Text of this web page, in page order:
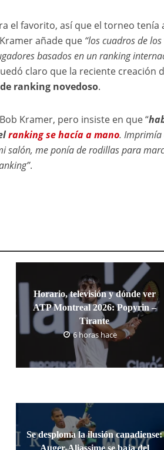
el favorito, así que el torneo
añade que “los cuadros de
basados en un ranking
claro que la reciente creación
ranking novedoso.
Kramer, pero insiste en que “
ranking se hacía a mano. Imprimía
salón, me ponía de rodillas para
.
Horario, televisión y dónde ver
ATP Montreal 2026: Popyrin –
Tirante
6 horas hace
Se desploma la ilusión canadiense:
Auger-Aliassime se baja del